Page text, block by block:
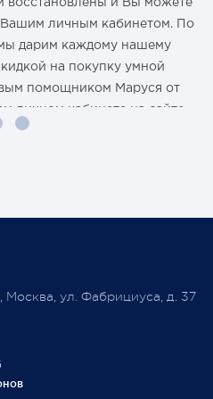
восстановлены и Вы можете
Вашим личным кабинетом. По
дарим каждому нашему
на покупку умной
помощником Маруся от
личном кабинете на сайте
ул. Фабрициуса, д. 37